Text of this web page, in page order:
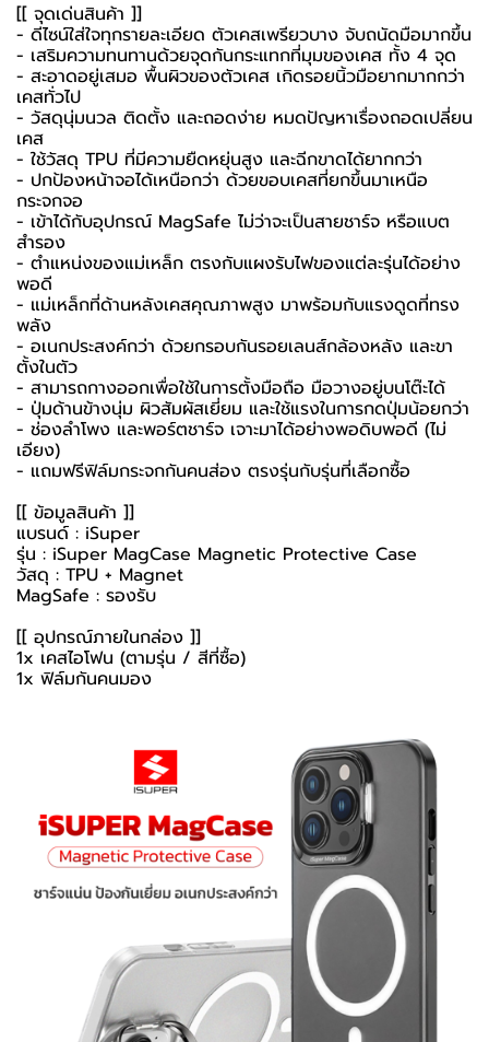
[[ จุดเด่นสินค้า ]]
- ดีไซน์ใส่ใจทุกรายละเอียด ตัวเคสเพรียวบาง จับถนัดมือมากขึ้น
- เสริมความทนทานด้วยจุดกันกระแทกที่มุมของเคส ทั้ง 4 จุด
- สะอาดอยู่เสมอ พื้นผิวของตัวเคส เกิดรอยนิ้วมือยากมากกว่า
เคสทั่วไป
- วัสดุนุ่มนวล ติดตั้ง และถอดง่าย หมดปัญหาเรื่องถอดเปลี่ยน
เคส
- ใช้วัสดุ TPU ที่มีความยืดหยุ่นสูง และฉีกขาดได้ยากกว่า
- ปกป้องหน้าจอได้เหนือกว่า ด้วยขอบเคสที่ยกขึ้นมาเหนือ
กระจกจอ
- เข้าได้กับอุปกรณ์ MagSafe ไม่ว่าจะเป็นสายชาร์จ หรือแบต
สำรอง
- ตำแหน่งของแม่เหล็ก ตรงกับแผงรับไฟของแต่ละรุ่นได้อย่าง
พอดี
- แม่เหล็กที่ด้านหลังเคสคุณภาพสูง มาพร้อมกับแรงดูดที่ทรง
พลัง
- อเนกประสงค์กว่า ด้วยกรอบกันรอยเลนส์กล้องหลัง และขา
ตั้งในตัว
- สามารถกางออกเพื่อใช้ในการตั้งมือถือ มือวางอยู่บนโต๊ะได้
- ปุ่มด้านข้างนุ่ม ผิวสัมผัสเยี่ยม และใช้แรงในการกดปุ่มน้อยกว่า
- ช่องลำโพง และพอร์ตชาร์จ เจาะมาได้อย่างพอดิบพอดี (ไม่
เอียง)
- แถมฟรีฟิล์มกระจกกันคนส่อง ตรงรุ่นกับรุ่นที่เลือกซื้อ
[[ ข้อมูลสินค้า ]]
แบรนด์ : iSuper
รุ่น : iSuper MagCase Magnetic Protective Case
วัสดุ : TPU + Magnet
MagSafe : รองรับ
[[ อุปกรณ์ภายในกล่อง ]]
1x เคสไอโฟน (ตามรุ่น / สีที่ซื้อ)
1x ฟิล์มกันคนมอง